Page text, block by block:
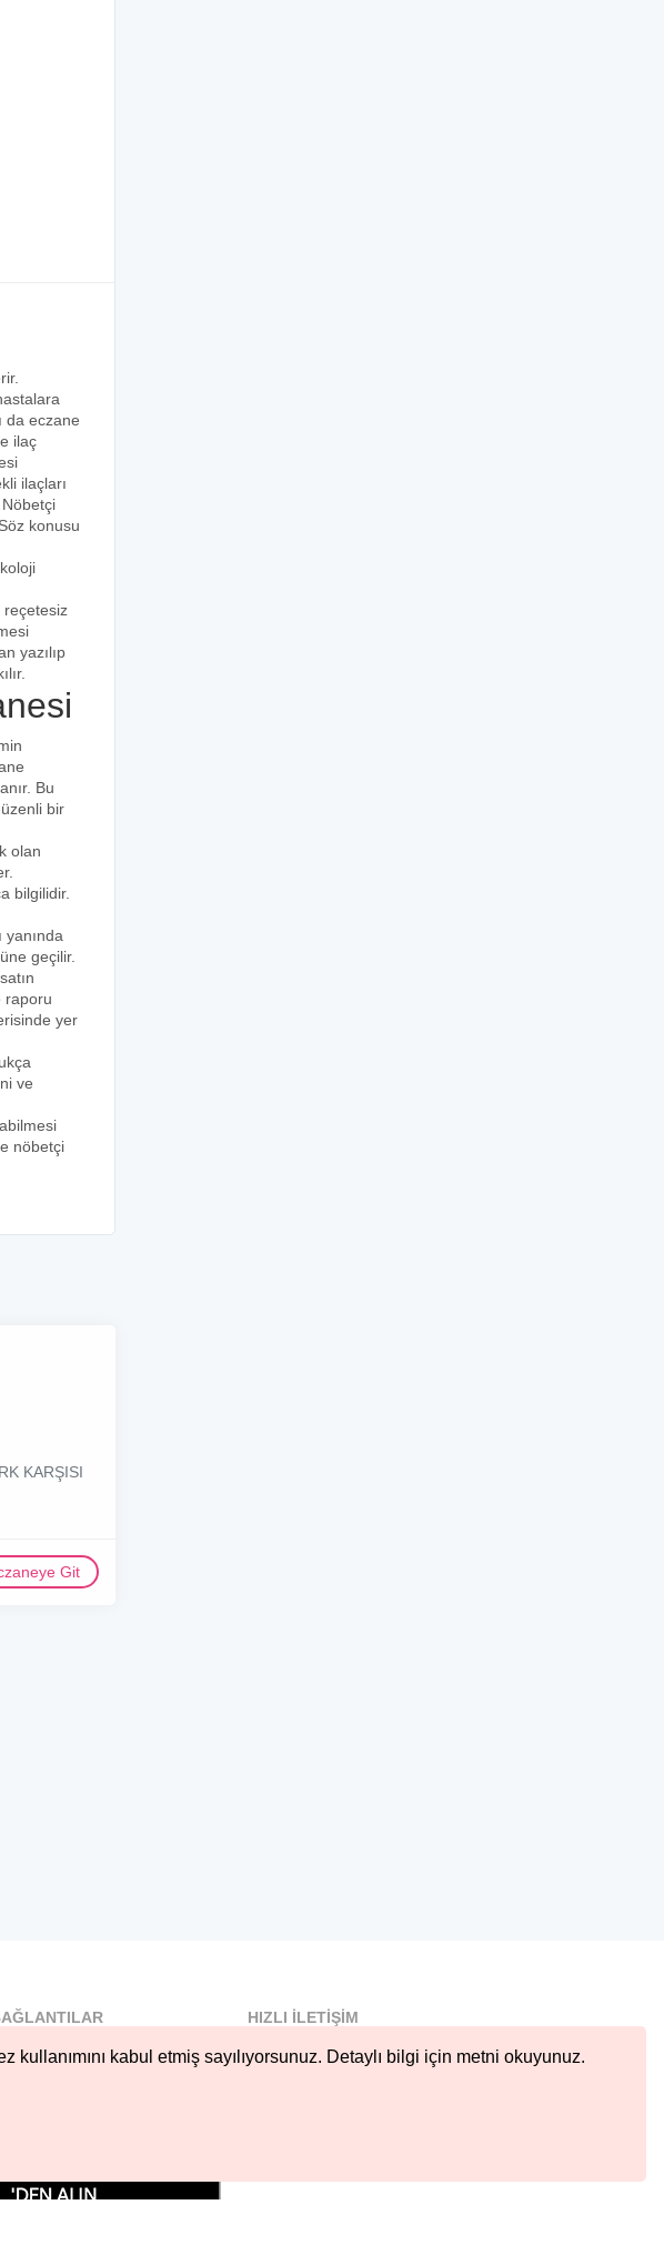
kabul etmiş sayılıyorsunuz. Detaylı bilgi için metni okuyunuz.
da eczane
ilaç
ilaçları
konusu
reçetesiz
yazılıp
Bu
bir
olan
bilgilidir.
geçilir.
raporu
yer
ve
nöbetçi
KARŞISI
Git
HIZLI İLETIŞIM